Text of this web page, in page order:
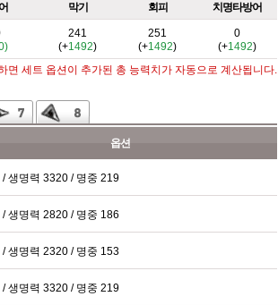
막기 회피 치명타방어
241
(+1492)
251
(+1492)
0
(+1492)
세트 옵션이 추가된 총 능력치가 자동으로 계산됩니다.
옵션
/ 생명력 3320 / 명중 219
/ 생명력 2820 / 명중 186
/ 생명력 2320 / 명중 153
/ 생명력 3320 / 명중 219